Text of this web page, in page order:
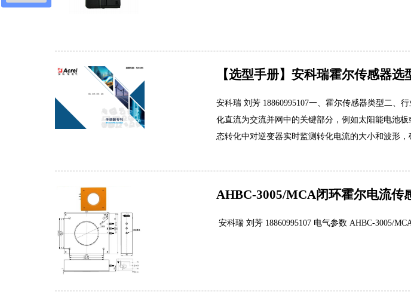
【选型手册】安科瑞霍尔传感器选
安科瑞 刘芳 18860995107一、霍尔传感器类型二、
化直流为交流并网中的关键部分，例如太阳能电池
态转化中对逆变器实时监测转化电流的大小和波形
AHBC-3005/MCA闭环霍尔电流传
安科瑞 刘芳 18860995107 电气参数 AHBC-3005/